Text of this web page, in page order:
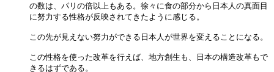
の数は、パリの倍以上もある。徐々に食の部分から日本人の真面目
に努力する性格が反映されてきたように感じる。
この先が見えない努力ができる日本人が世界を変えることになる。
この性格を使った改革を行えば、地方創生も、日本の構造改革もで
きるはずである。